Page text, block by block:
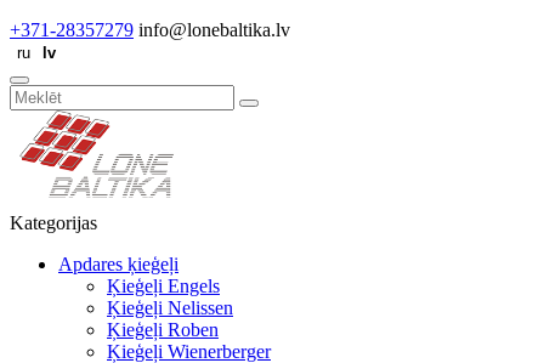
+371-28357279 info@lonebaltika.lv
Kategorijas
Apdares ķieģeļi
Ķieģeļi Engels
Ķieģeļi Nelissen
Ķieģeļi Roben
Ķieģeļi Wienerberger